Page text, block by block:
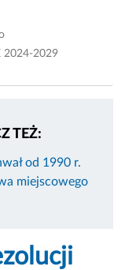
2024-2029
TEŻ:
od 1990 r.
miejscowego